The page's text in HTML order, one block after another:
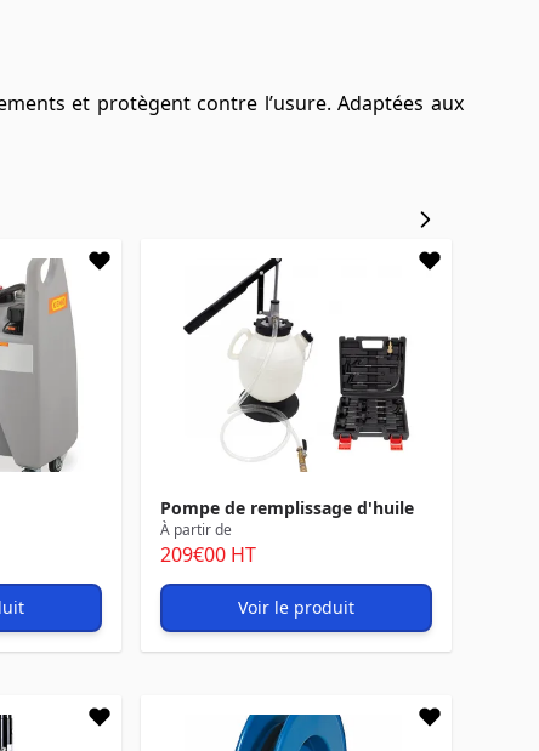
et protègent contre l’usure. Adaptées aux
Pompe de remplissage d'huile
À partir de
209€00 HT
Voir le produit